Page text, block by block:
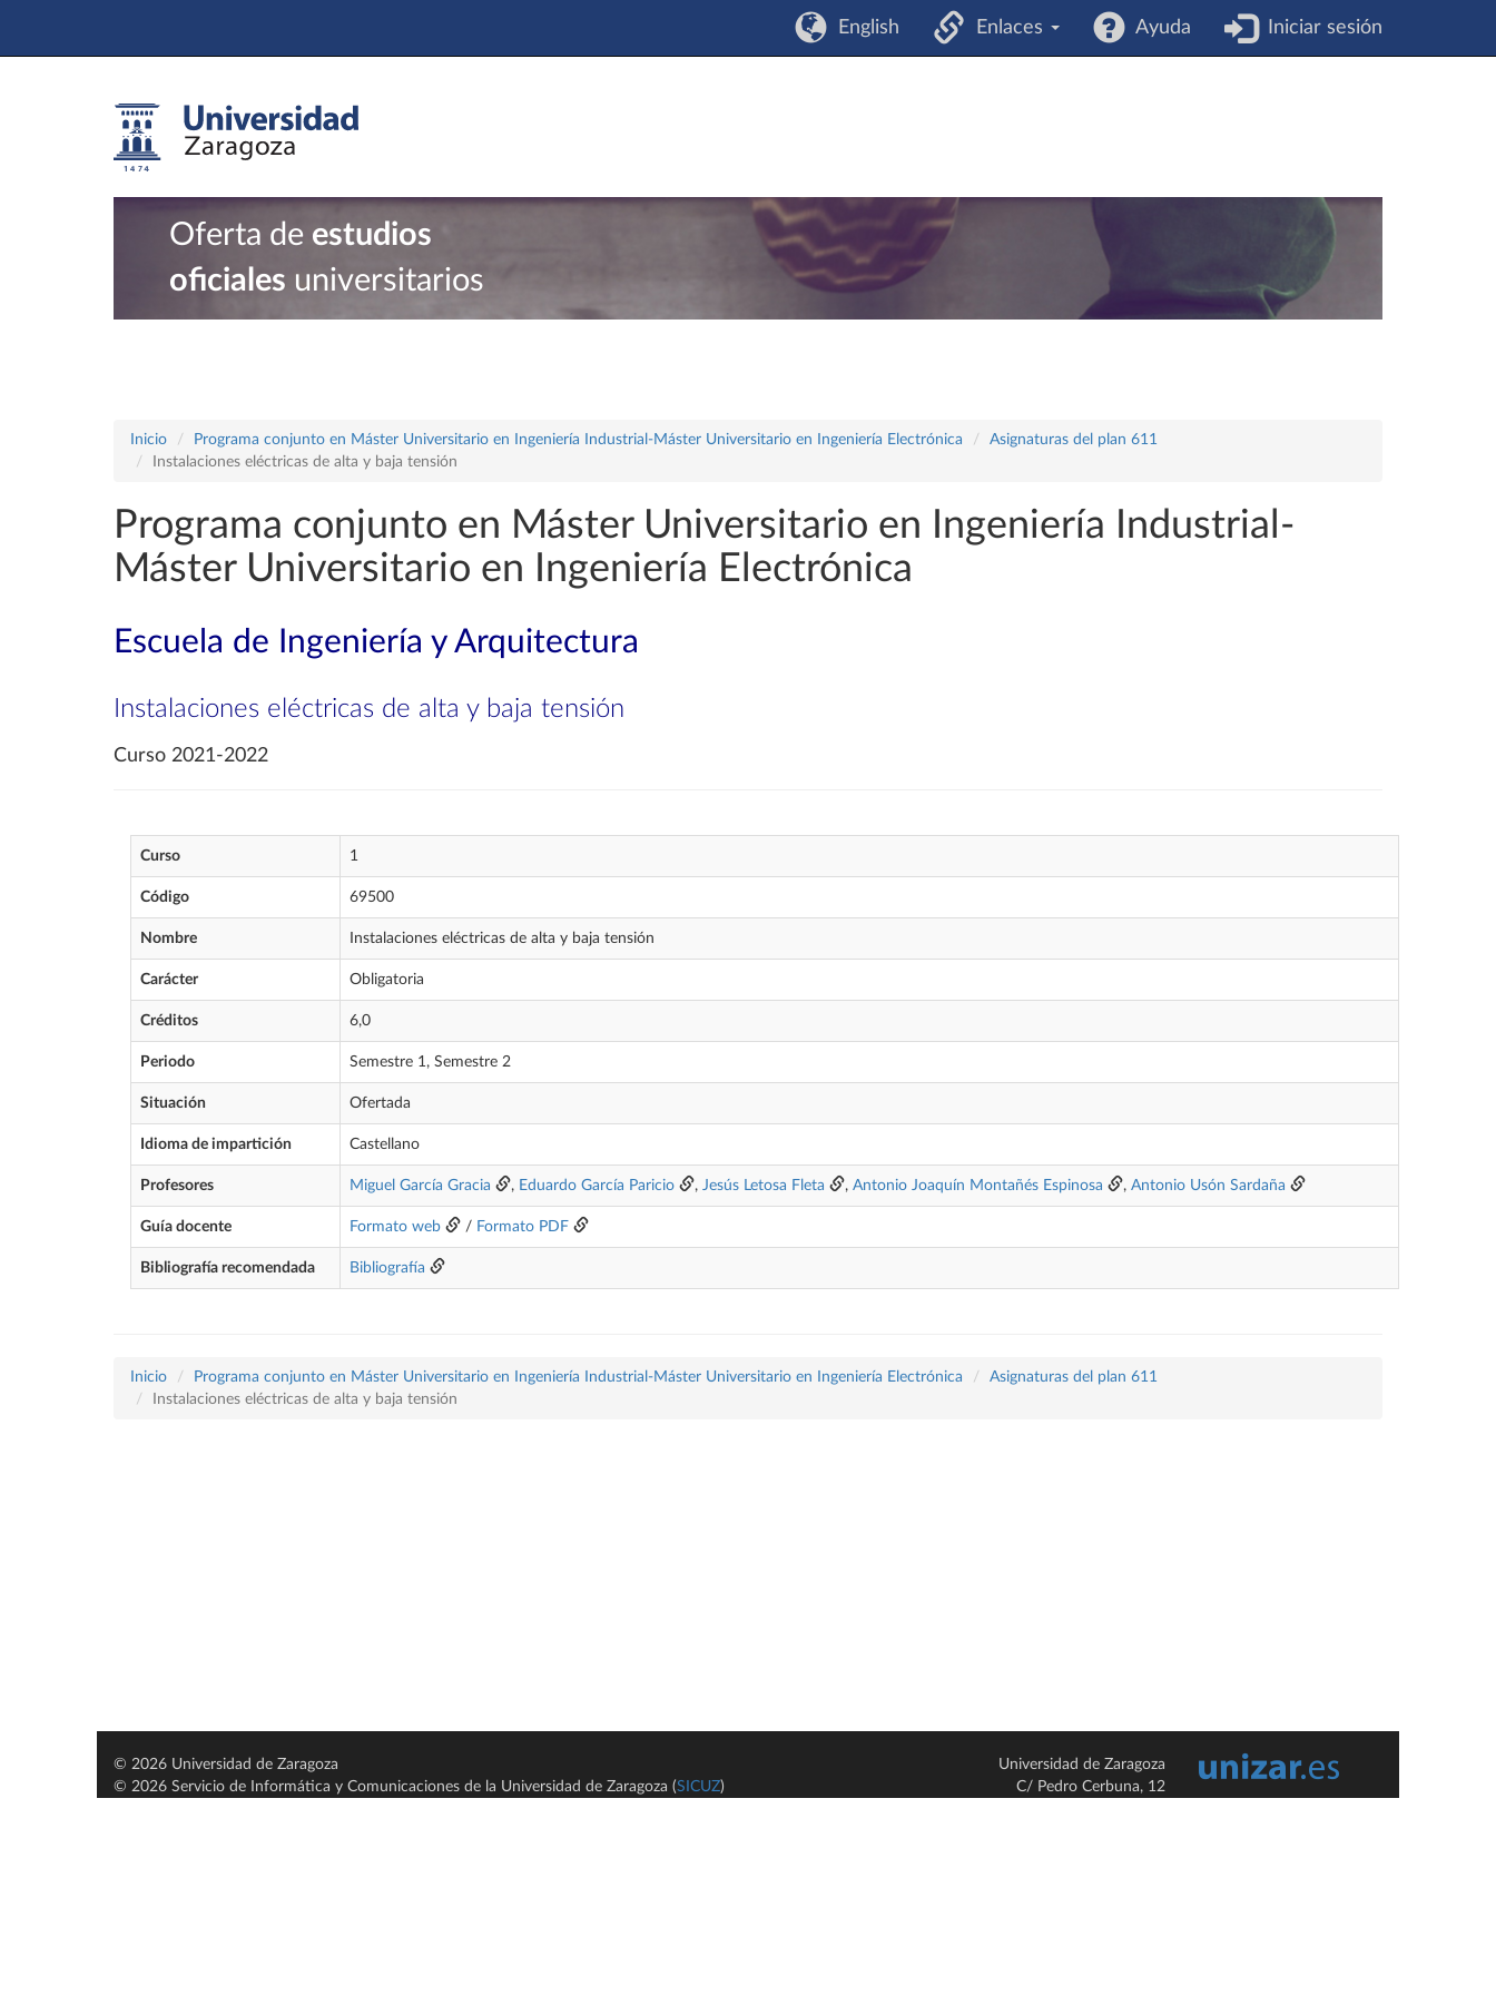
English Enlaces Ayuda Iniciar sesión
Oferta de estudios
oficiales universitarios
Inicio Programa conjunto en Máster Universitario en Ingeniería Industrial-Máster Universitario en Ingeniería Electrónica
Asignaturas del plan 611
Instalaciones eléctricas de alta y baja tensión
Programa conjunto en Máster Universitario en Ingeniería Industrial-
Máster Universitario en Ingeniería Electrónica
Escuela de Ingeniería y Arquitectura
Instalaciones eléctricas de alta y baja tensión
Curso 2021-2022
Curso 1
Código 69500
Nombre Instalaciones eléctricas de alta y baja tensión
Carácter Obligatoria
Créditos 6,0
Periodo Semestre 1, Semestre 2
Situación Ofertada
Idioma de impartición Castellano
Profesores Miguel García Gracia , Eduardo García Paricio , Jesús Letosa Fleta , Antonio Joaquín Montañés Espinosa , Antonio Usón Sardaña
Guía docente Formato web / Formato PDF
Bibliografía recomendada Bibliografía
Inicio Programa conjunto en Máster Universitario en Ingeniería Industrial-Máster Universitario en Ingeniería Electrónica
Asignaturas del plan 611
Instalaciones eléctricas de alta y baja tensión
© 2026 Universidad de Zaragoza
© 2026 Servicio de Informática y Comunicaciones de la Universidad de Zaragoza (SICUZ)
Universidad de Zaragoza
C/ Pedro Cerbuna, 12